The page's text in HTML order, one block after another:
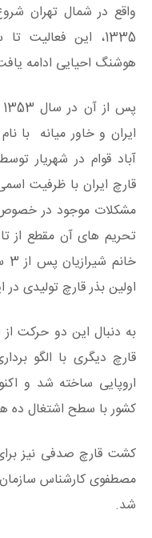
واقع در شمال تهران
هوشنگ احیایی ادامه
ایران و خاور میانه با
آباد قوام در شهریار
مشکلات موجود در
تحریم های آن مقطع از
اولین بذر قارچ تولیدی
قارچ دیگری با الگو
کشور با سطح اشتغال ده
مصطفوی کارشناس
شد.